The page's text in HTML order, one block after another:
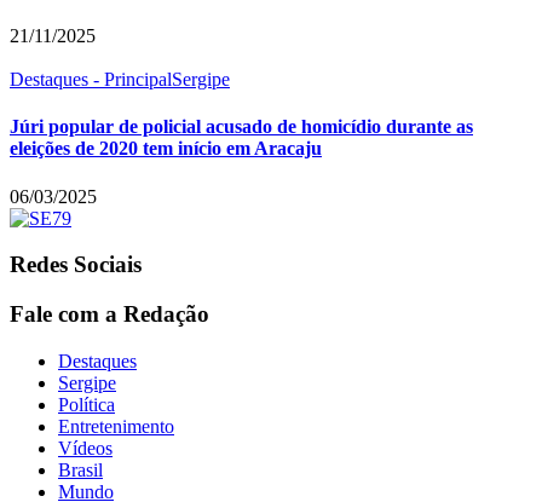
21/11/2025
Destaques - PrincipalSergipe
Júri popular de policial acusado de homicídio durante as
eleições de 2020 tem início em Aracaju
06/03/2025
Redes Sociais
Fale com a Redação
Destaques
Sergipe
Política
Entretenimento
Vídeos
Brasil
Mundo